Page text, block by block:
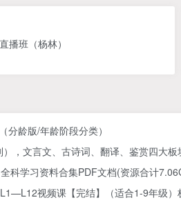
播班（杨林）
龄版/年龄阶段分类）
，文言文、古诗词、翻译、鉴赏四大
科学习资料合集PDF文档(资源合计
视频课【完结】（适合1-9年级）